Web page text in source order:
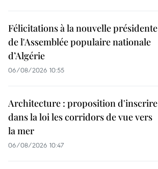
Félicitations à la nouvelle présidente
de l'Assemblée populaire nationale
d’Algérie
06/08/2026 10:55
Architecture : proposition d'inscrire
dans la loi les corridors de vue vers
la mer
06/08/2026 10:47